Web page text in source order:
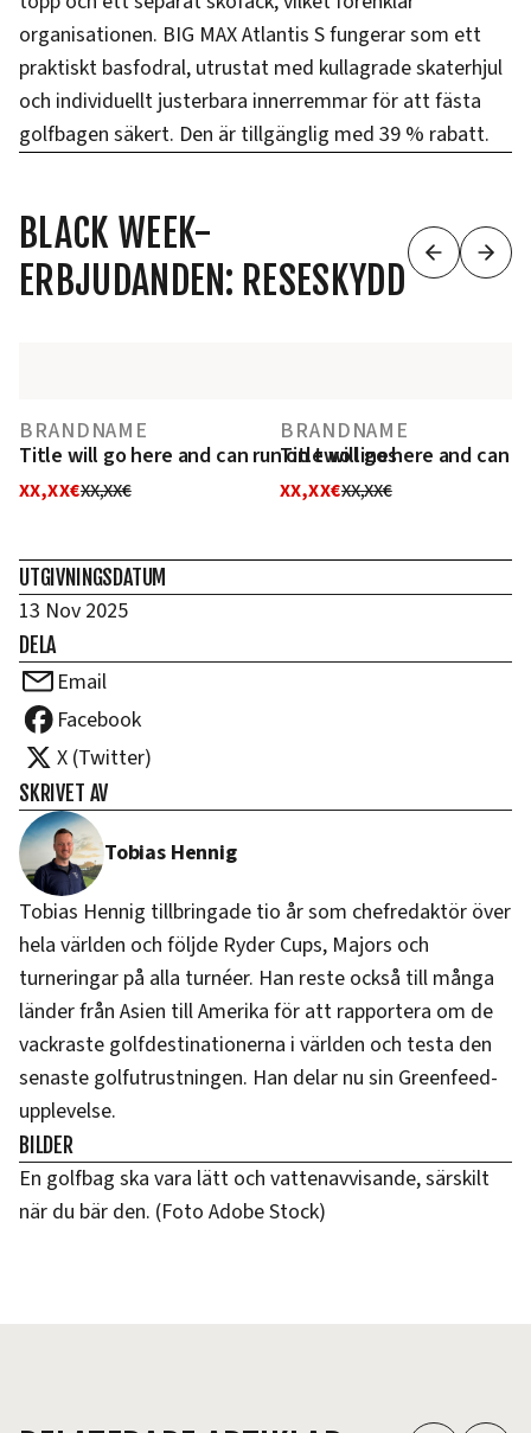
organisationen. BIG MAX Atlantis S fungerar som ett
praktiskt basfodral, utrustat med kullagrade skaterhjul
och individuellt justerbara innerremmar för att fästa
golfbagen säkert. Den är tillgänglig med 39 % rabatt.
BLACK WEEK-
ERBJUDANDEN: RESESKYDD
BRANDNAME
Title will go here and can run on two lines
XX,XX€XX,XX€
BRANDNAME
Title will go here and can
XX,XX€XX,XX€
UTGIVNINGSDATUM
13 Nov 2025
DELA
Email
Facebook
X (Twitter)
SKRIVET AV
Tobias Hennig
Tobias Hennig tillbringade tio år som chefredaktör över
hela världen och följde Ryder Cups, Majors och
turneringar på alla turnéer. Han reste också till många
länder från Asien till Amerika för att rapportera om de
vackraste golfdestinationerna i världen och testa den
senaste golfutrustningen. Han delar nu sin Greenfeed-
upplevelse.
BILDER
En golfbag ska vara lätt och vattenavvisande, särskilt
när du bär den. (Foto Adobe Stock)